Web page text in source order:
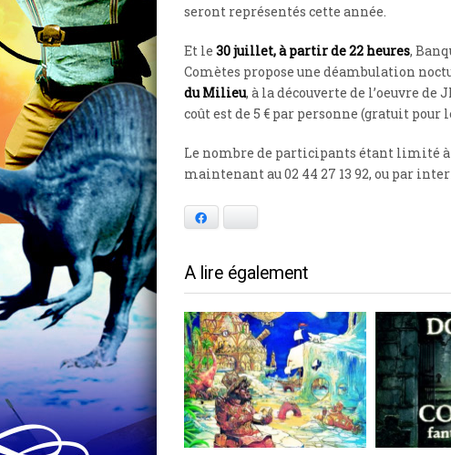
seront représentés cette année.
Et le 30 juillet, à partir de 22 heures,
Comètes propose une déambulation
du Milieu, à la découverte de l’oeuvre
coût est de 5 € par personne (gratuit pour
Le nombre de participants étant limité
maintenant au 02 44 27 13 92, ou par
A lire également